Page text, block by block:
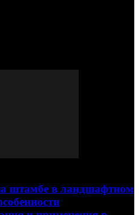
штамбе в ландшафтном